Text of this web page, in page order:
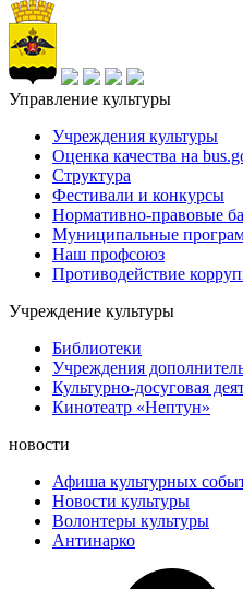
Управление культуры
Учреждения культуры
Оценка качества на
Структура
Фестивали и конкурсы
Нормативно-правовые
Муниципальные
Наш профсоюз
Противодействие
Учреждение культуры
Библиотеки
Учреждения
Культурно-досуговая
Кинотеатр «Нептун»
новости
Афиша культурных
Новости культуры
Волонтеры культуры
Антинарко